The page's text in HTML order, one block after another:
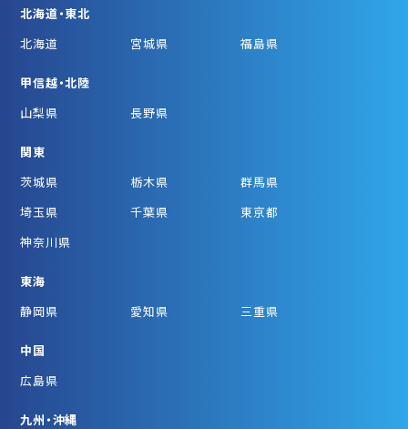
北海道・東北
北海道
宮城県 福島県
甲信越・北陸
山梨県
長野県
関東
茨城県
栃木県
群馬県
埼玉県
千葉県
東京都
神奈川県
東海
静岡県
愛知県 三重県
中国
広島県
九州・沖縄